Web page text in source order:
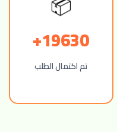
19630+
تم اكتمال الطلب